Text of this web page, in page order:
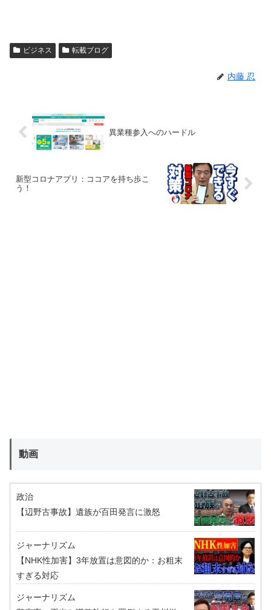
ビジネス 転載ブログ
内藤 忍
異業種参入へのハードル
新型コロナアプリ：ココアを持ち歩こ
う！
動画
政治
【辺野古事故】遺族が百田発言に激怒
ジャーナリズム
【NHK性加害】3年放置は意図的か：お粗末
すぎる対応
ジャーナリズム